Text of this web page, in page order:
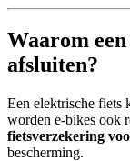
Waarom
afsluiten?
Een elektrische fiets
worden e-bikes ook
fietsverzekering
bescherming.